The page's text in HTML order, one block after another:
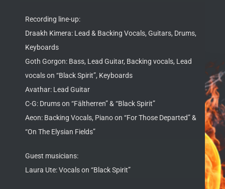
Recording line-up:
Draakh Kimera: Lead & Backing Vocals, Guitars, Drums,
Keyboards
Goth Gorgon: Bass, Lead Guitar, Backing vocals, Lead
vocals on “Black Spirit”, Keyboards
Avathar: Lead Guitar
C-G: Drums on “Fältherren” & “Black Spirit”
Aeon: Backing Vocals, Piano on “For Those Departed” &
“On The Elysian Fields”
Guest musicians:
Laura Ute: Vocals on “Black Spirit”